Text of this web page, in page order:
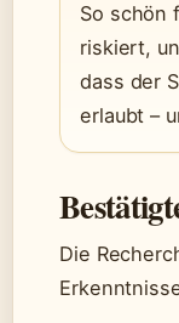
So schön
riskiert,
dass der
erlaubt –
Die